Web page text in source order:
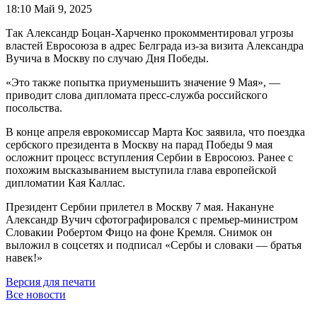
18:10 Май 9, 2025
Так Александр Боцан-Харченко прокомментировал угрозы
властей Евросоюза в адрес Белграда из-за визита Александра
Вучича в Москву по случаю Дня Победы.
«Это также попытка приуменьшить значение 9 Мая», —
приводит слова дипломата пресс-служба российского
посольства.
В конце апреля еврокомиссар Марта Кос заявила, что поездка
сербского президента в Москву на парад Победы 9 мая
осложнит процесс вступления Сербии в Евросоюз. Ранее с
похожим высказыванием выступила глава европейской
дипломатии Кая Каллас.
Президент Сербии прилетел в Москву 7 мая. Накануне
Александр Вучич сфотографировался с премьер-министром
Словакии Робертом Фицо на фоне Кремля. Снимок он
выложил в соцсетях и подписал «Сербы и словаки — братья
навек!»
Версия для печати
Все новости